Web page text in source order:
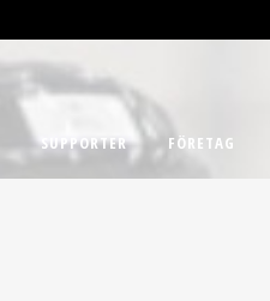
SUPPORTER FÖRETAG